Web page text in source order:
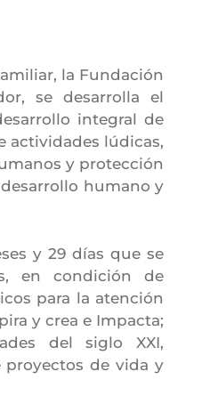
la Fundación
se desarrolla el
integral de
actividades lúdicas,
y protección
humano y
y 29 días que se
en condición de
para la atención
y crea e Impacta;
del siglo XXI,
proyectos de vida y